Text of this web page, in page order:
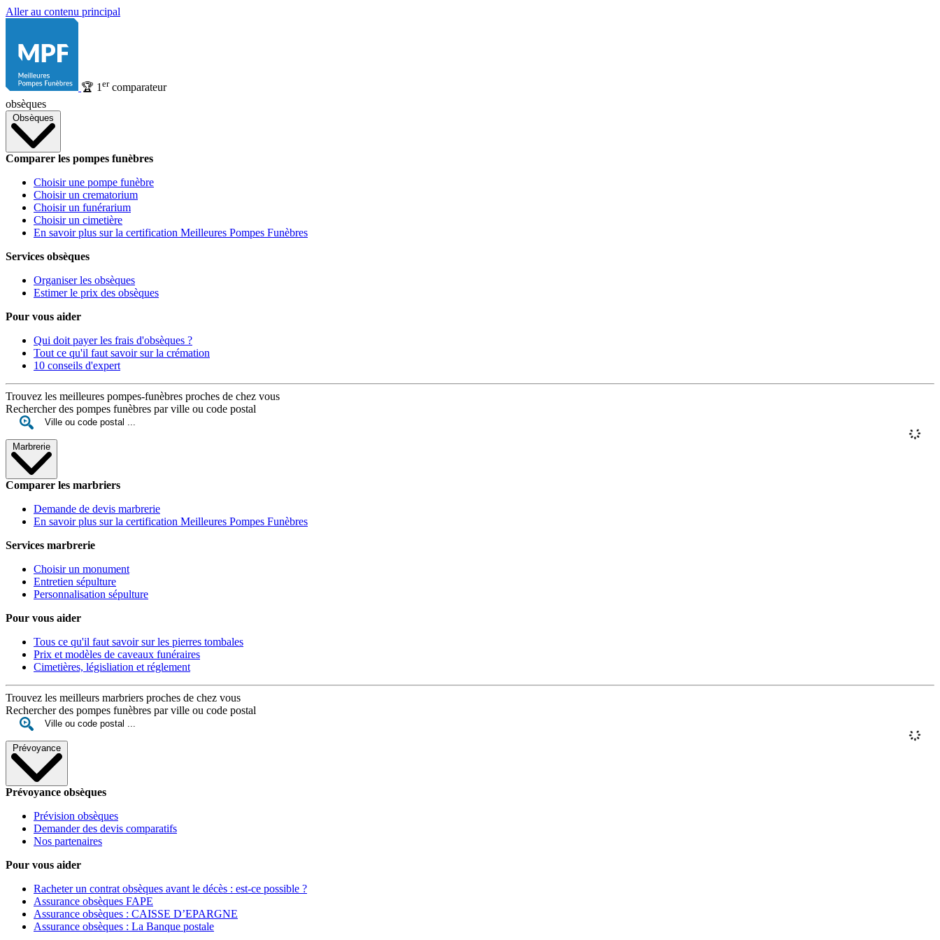
Aller au contenu principal
🏆 1 ercomparateur
obsèques
Obsèques
Comparer les pompes funèbres
Choisir une pompe funèbre
Choisir un crematorium
Choisir un funérarium
Choisir un cimetière
En savoir plus sur la certification Meilleures Pompes Funèbres
Services obsèques
Organiser les obsèques
Estimer le prix des obsèques
Pour vous aider
Qui doit payer les frais d'obsèques ?
Tout ce qu'il faut savoir sur la crémation
10 conseils d'expert
Trouvez les meilleures pompes-funèbres proches de chez vous
Rechercher des pompes funèbres par ville ou code postal
Marbrerie
Comparer les marbriers
Demande de devis marbrerie
En savoir plus sur la certification Meilleures Pompes Funèbres
Services marbrerie
Choisir un monument
Entretien sépulture
Personnalisation sépulture
Pour vous aider
Tous ce qu'il faut savoir sur les pierres tombales
Prix et modèles de caveaux funéraires
Cimetières, législiation et réglement
Trouvez les meilleurs marbriers proches de chez vous
Rechercher des pompes funèbres par ville ou code postal
Prévoyance
Prévoyance obsèques
Prévision obsèques
Demander des devis comparatifs
Nos partenaires
Pour vous aider
Racheter un contrat obsèques avant le décès : est-ce possible ?
Assurance obsèques FAPE
Assurance obsèques : CAISSE D’EPARGNE
Assurance obsèques : La Banque postale